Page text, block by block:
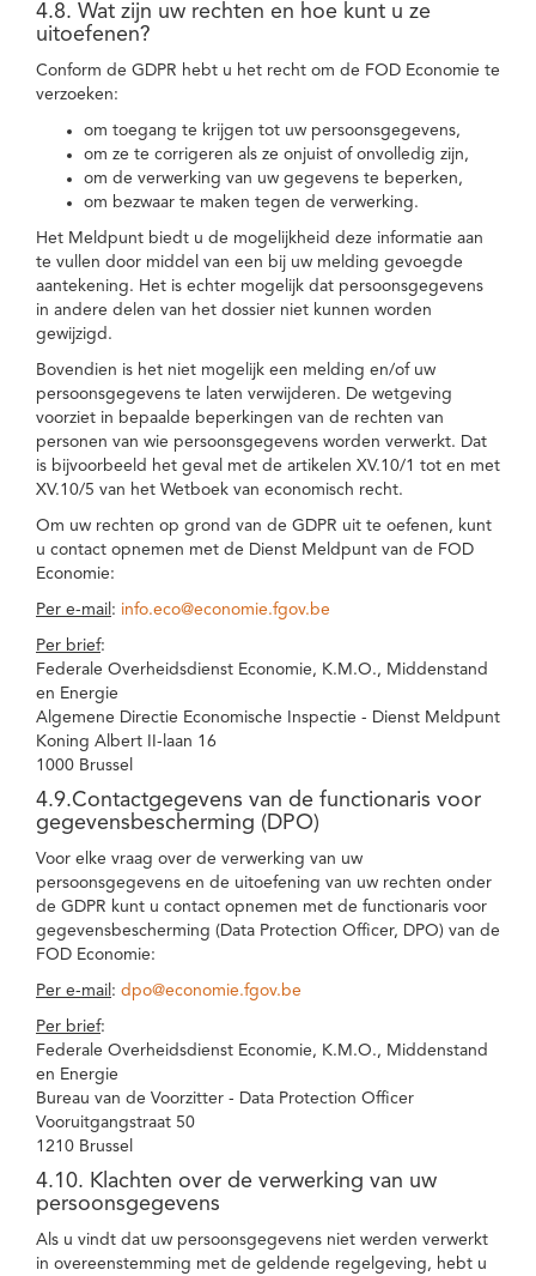
4.8. Wat zijn uw rechten en hoe kunt u ze
uitoefenen?
Conform de GDPR hebt u het recht om de FOD Economie te
verzoeken:
om toegang te krijgen tot uw persoonsgegevens,
om ze te corrigeren als ze onjuist of onvolledig zijn,
om de verwerking van uw gegevens te beperken,
om bezwaar te maken tegen de verwerking.
Het Meldpunt biedt u de mogelijkheid deze informatie aan
te vullen door middel van een bij uw melding gevoegde
aantekening. Het is echter mogelijk dat persoonsgegevens
in andere delen van het dossier niet kunnen worden
gewijzigd.
Bovendien is het niet mogelijk een melding en/of uw
persoonsgegevens te laten verwijderen. De wetgeving
voorziet in bepaalde beperkingen van de rechten van
personen van wie persoonsgegevens worden verwerkt. Dat
is bijvoorbeeld het geval met de artikelen XV.10/1 tot en met
XV.10/5 van het Wetboek van economisch recht.
Om uw rechten op grond van de GDPR uit te oefenen, kunt
u contact opnemen met de Dienst Meldpunt van de FOD
Economie:
Per e-mail : info.eco@economie.fgov.be
Per brief:
Federale Overheidsdienst Economie, K.M.O., Middenstand
en Energie
Algemene Directie Economische Inspectie - Dienst Meldpunt
Koning Albert II-laan 16
1000 Brussel
4.9.Contactgegevens van de functionaris voor
gegevensbescherming (DPO)
Voor elke vraag over de verwerking van uw
persoonsgegevens en de uitoefening van uw rechten onder
de GDPR kunt u contact opnemen met de functionaris voor
gegevensbescherming (Data Protection Officer, DPO) van de
FOD Economie:
Per e-mail : dpo@economie.fgov.be
Per brief:
Federale Overheidsdienst Economie, K.M.O., Middenstand
en Energie
Bureau van de Voorzitter - Data Protection Officer
Vooruitgangstraat 50
1210 Brussel
4.10. Klachten over de verwerking van uw
persoonsgegevens
Als u vindt dat uw persoonsgegevens niet werden verwerkt
in overeenstemming met de geldende regelgeving, hebt u